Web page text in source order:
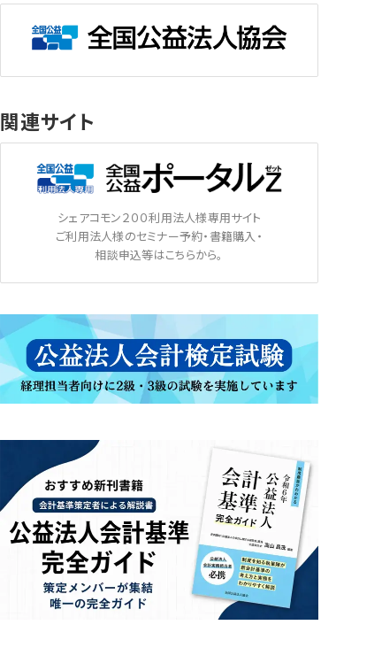
関連サイト
シェアコモン２００利用法人様専用サイト
ご利用法人様のセミナー予約・書籍購入・
相談申込等はこちらから。